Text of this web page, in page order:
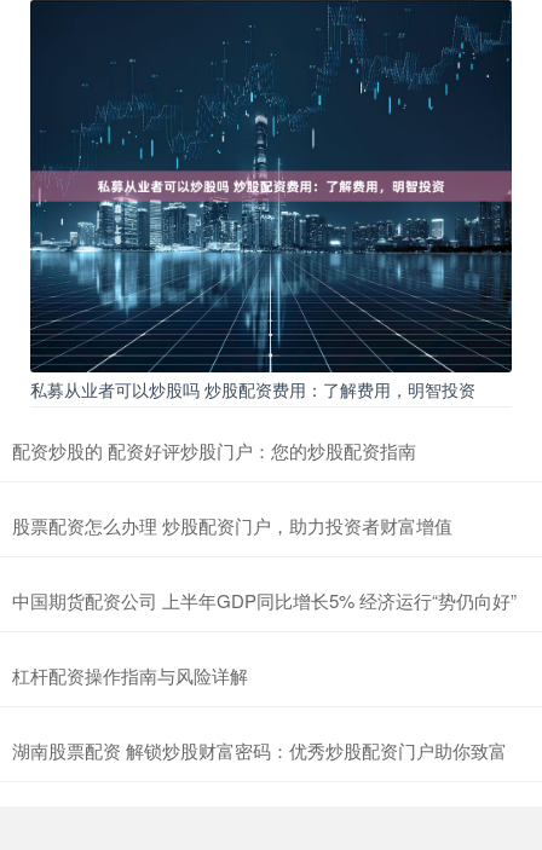
私募从业者可以炒股吗 炒股配资费用：了解费用，明智投资
配资炒股的 配资好评炒股门户：您的炒股配资指南
股票配资怎么办理 炒股配资门户，助力投资者财富增值
中国期货配资公司 上半年GDP同比增长5% 经济运行“势仍向好”
杠杆配资操作指南与风险详解
湖南股票配资 解锁炒股财富密码：优秀炒股配资门户助你致富